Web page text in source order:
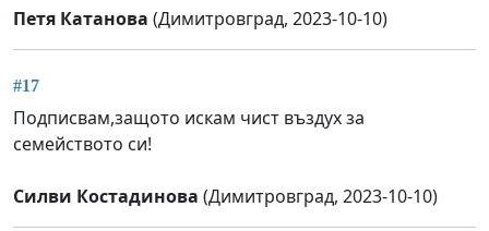
Петя Катанова (Димитровград, 2023-10-10)
#17
Подписвам,защото искам чист въздух за
семейството си!
Силви Костадинова (Димитровград, 2023-10-10)